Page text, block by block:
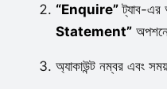
“Enquire”ট্যাব-এর
Statement”
অ্যাকাউন্ট নম্বর এবং